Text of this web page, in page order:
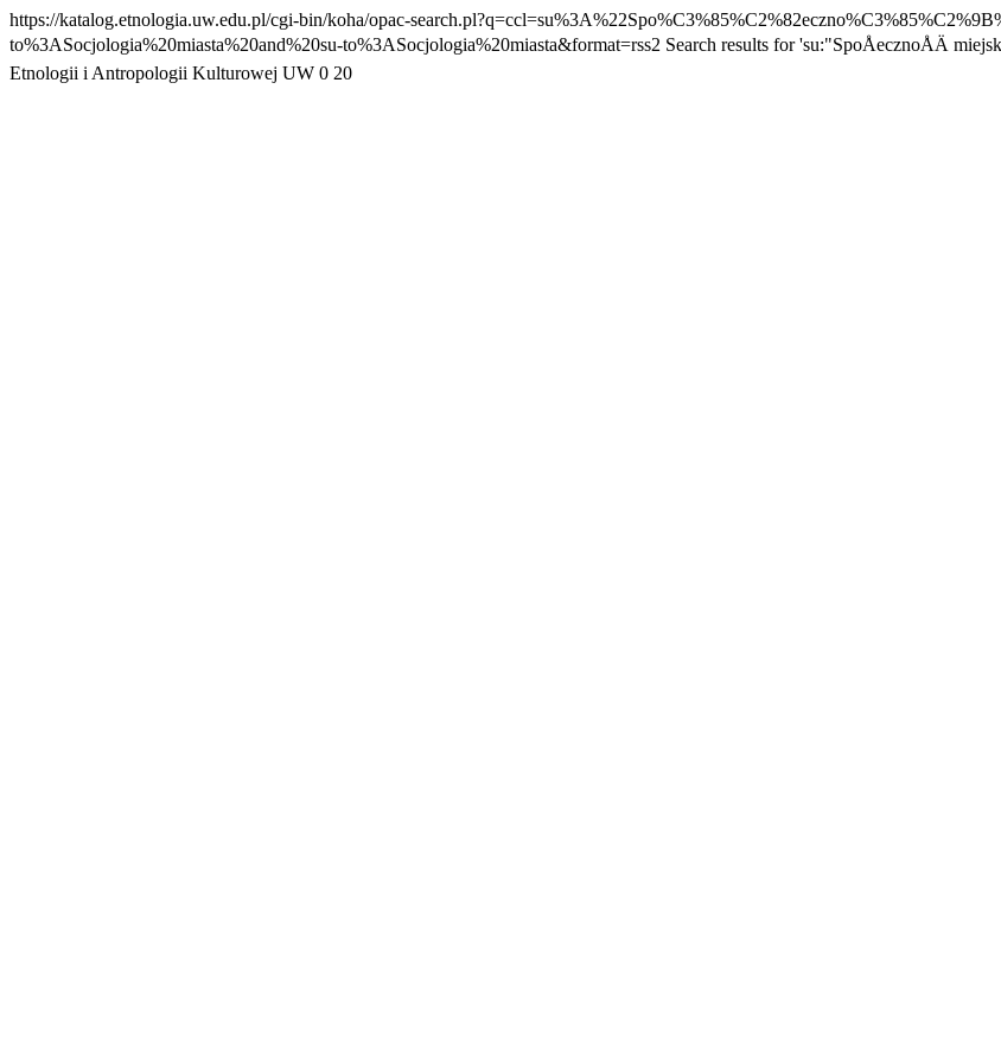
https://katalog.etnologia.uw.edu.pl/cgi-bin/koha/opac-
to%3ASocjologia%20miasta%20and%20su-to%3ASocjologia%20miasta&format=rss2 Search results for 'su:"SpoÅecznoÅÄ
Etnologii i Antropologii Kulturowej UW 0 20